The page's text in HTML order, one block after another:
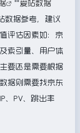
""爱站数据
数据参考，建议
评估因素如：京
索引量、用户体
要还是需要根据
据则需要找京东
、PV、跳出率